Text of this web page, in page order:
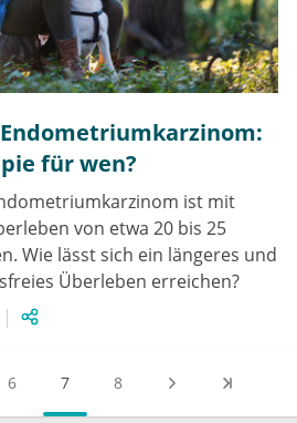
für wen?
ist mit
von etwa 20 bis 25
Wie lässt sich ein längeres und
Überleben erreichen?
6 7 8